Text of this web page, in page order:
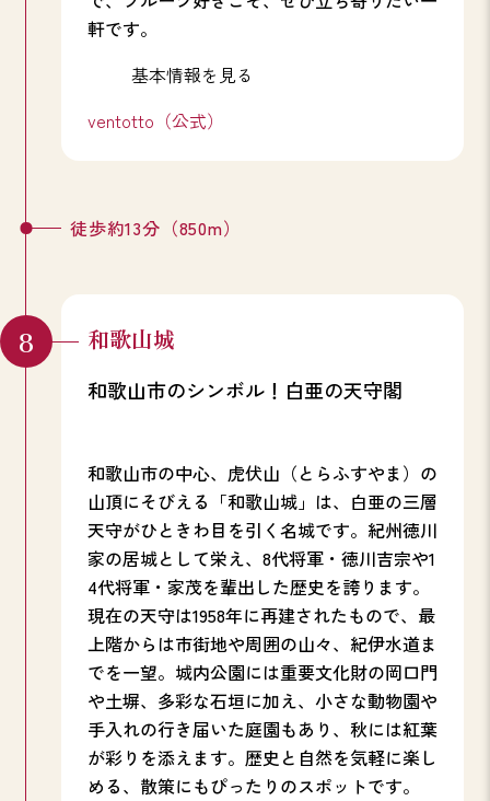
軒です。
基本情報を見る
ventotto（公式）
徒歩約13分（850m）
和歌山城
和歌山市のシンボル！白亜の天守閣
和歌山市の中心、虎伏山（とらふすやま）の
山頂にそびえる「和歌山城」は、白亜の三層
天守がひときわ目を引く名城です。紀州徳川
家の居城として栄え、8代将軍・徳川吉宗や1
4代将軍・家茂を輩出した歴史を誇ります。
現在の天守は1958年に再建されたもので、最
上階からは市街地や周囲の山々、紀伊水道ま
でを一望。城内公園には重要文化財の岡口門
や土塀、多彩な石垣に加え、小さな動物園や
手入れの行き届いた庭園もあり、秋には紅葉
が彩りを添えます。歴史と自然を気軽に楽し
める、散策にもぴったりのスポットです。